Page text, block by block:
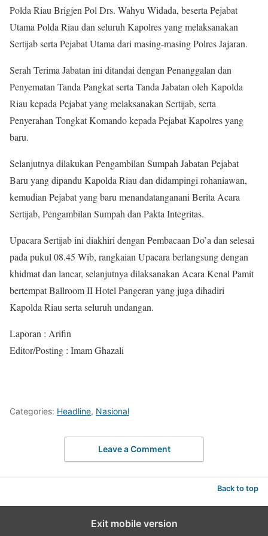
Polda Riau Brigjen Pol Drs. Wahyu Widada, beserta Pejabat
Utama Polda Riau dan seluruh Kapolres yang melaksanakan
Sertijab serta Pejabat Utama dari masing-masing Polres Jajaran.
Serah Terima Jabatan ini ditandai dengan Penanggalan dan
Penyematan Tanda Pangkat serta Tanda Jabatan oleh Kapolda
Riau kepada Pejabat yang melaksanakan Sertijab, serta
Penyerahan Tongkat Komando kepada Pejabat Kapolres yang
baru.
Selanjutnya dilakukan Pengambilan Sumpah Jabatan Pejabat
Baru yang dipandu Kapolda Riau dan didampingi rohaniawan,
kemudian Pejabat yang baru menandatanganani Berita Acara
Sertijab, Pengambilan Sumpah dan Pakta Integritas.
Upacara Sertijab ini diakhiri dengan Pembacaan Do’a dan selesai
pada pukul 08.45 Wib, rangkaian Upacara berlangsung dengan
khidmat dan lancar, selanjutnya dilaksanakan Acara Kenal Pamit
bertempat Ballroom II Hotel Pangeran yang juga dihadiri
Kapolda Riau serta seluruh undangan.
Laporan : Arifin
Editor/Posting : Imam Ghazali
Categories: Headline, Nasional
Leave a Comment
Back to top
Exit mobile version